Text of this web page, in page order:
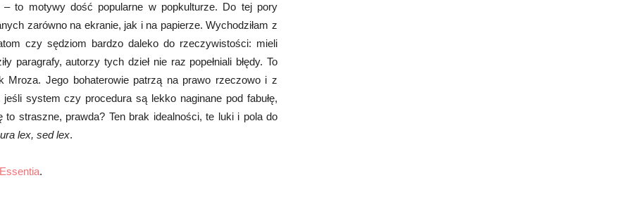
to motywy dość popularne w popkulturze. Do tej pory
zarówno na ekranie, jak i na papierze. Wychodziłam z
czy sędziom bardzo daleko do rzeczywistości: mieli
paragrafy, autorzy tych dzieł nie raz popełniali błędy. To
Mroza. Jego bohaterowie patrzą na prawo rzeczowo i z
system czy procedura są lekko naginane pod fabułę,
straszne, prawda? Ten brak idealności, te luki i pola do
lex, sed lex.
.